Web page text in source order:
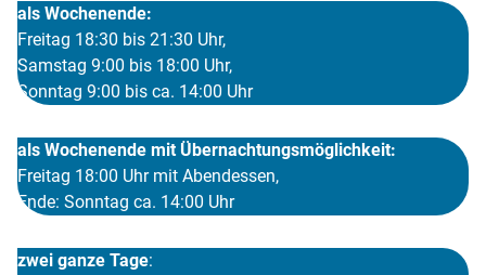
als Wochenende:
Freitag 18:30 bis 21:30 Uhr,
Samstag 9:00 bis 18:00 Uhr,
Sonntag 9:00 bis ca. 14:00 Uhr
als Wochenende mit Übernachtungsmöglichkeit:
Freitag 18:00 Uhr mit Abendessen,
Ende: Sonntag ca. 14:00 Uhr
zwei ganze Tage: